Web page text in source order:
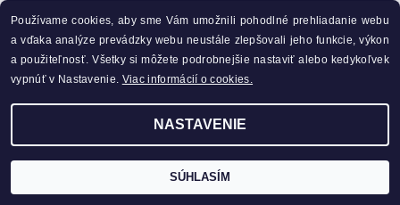
Používame cookies, aby sme Vám umožnili pohodlné prehliadanie webu
a vďaka analýze prevádzky webu neustále zlepšovali jeho funkcie, výkon
a použiteľnosť. Všetky si môžete podrobnejšie nastaviť alebo kedykoľvek
vypnúť v Nastavenie. Viac informácií o cookies.
NASTAVENIE
SÚHLASÍM